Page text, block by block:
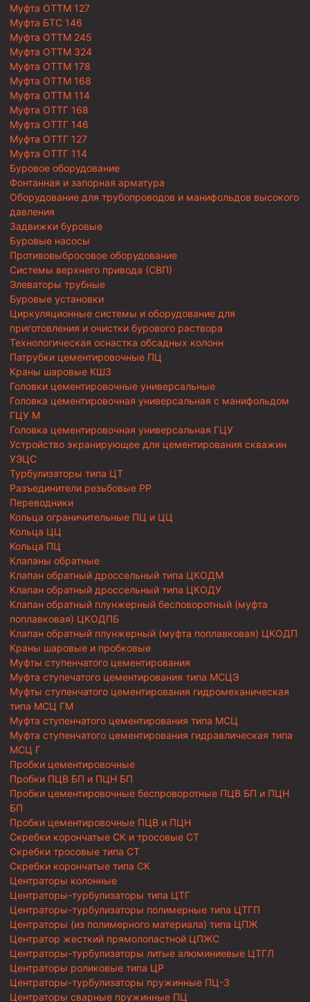
Муфта ОТТМ 127
Муфта БТС 146
Муфта ОТТМ 245
Муфта ОТТМ 324
Муфта ОТТМ 178
Муфта ОТТМ 168
Муфта ОТТМ 114
Муфта ОТТГ 168
Муфта ОТТГ 146
Муфта ОТТГ 127
Муфта ОТТГ 114
Буровое оборудование
Фонтанная и запорная арматура
Оборудование для трубопроводов и манифольдов высокого
давления
Задвижки буровые
Буровые насосы
Противовыбросовое оборудование
Системы верхнего привода (СВП)
Элеваторы трубные
Буровые установки
Циркуляционные системы и оборудование для
приготовления и очистки бурового раствора
Технологическая оснастка обсадных колонн
Патрубки цементировочные ПЦ
Краны шаровые КШЗ
Головки цементировочные универсальные
Головка цементировочная универсальная с манифольдом
ГЦУ М
Головка цементировочная универсальная ГЦУ
Устройство экранирующее для цементирования скважин
УЭЦС
Турбулизаторы типа ЦТ
Разъединители резьбовые РР
Переводники
Кольца ограничительные ПЦ и ЦЦ
Кольца ЦЦ
Кольца ПЦ
Клапаны обратные
Клапан обратный дроссельный типа ЦКОДМ
Клапан обратный дроссельный типа ЦКОДУ
Клапан обратный плунжерный бесповоротный (муфта
поплавковая) ЦКОДПБ
Клапан обратный плунжерный (муфта поплавковая) ЦКОДП
Краны шаровые и пробковые
Муфты ступенчатого цементирования
Муфта ступечатого цементирования типа МСЦЭ
Муфты ступенчатого цементирования гидромеханическая
типа МСЦ ГМ
Муфта ступенчатого цементирования типа МСЦ
Муфта ступенчатого цементирования гидравлическая типа
МСЦ Г
Пробки цементировочные
Пробки ПЦВ БП и ПЦН БП
Пробки цементировочные беспроворотные ПЦВ БП и ПЦН
БП
Пробки цементировочные ПЦВ и ПЦН
Скребки корончатые СК и тросовые СТ
Скребки тросовые типа СТ
Скребки корончатые типа СК
Центраторы колонные
Центраторы-турбулизаторы типа ЦТГ
Центраторы-турбулизаторы полимерные типа ЦТГП
Центраторы (из полимерного материала) типа ЦПЖ
Центратор жесткий прямолопастной ЦПЖС
Центраторы-турбулизаторы литые алюминиевые ЦТГЛ
Центраторы роликовые типа ЦР
Центраторы-турбулизаторы пружинные ПЦ-3
Центраторы сварные пружинные ПЦ